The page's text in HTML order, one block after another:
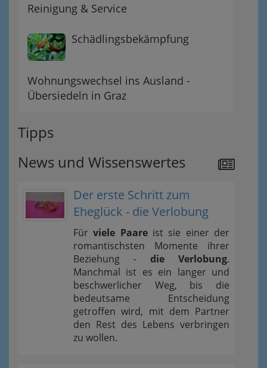
Reinigung & Service
Schädlingsbekämpfung
Wohnungswechsel ins Ausland -
Übersiedeln in Graz
Tipps
News und Wissenswertes
Der erste Schritt zum
Eheglück - die Verlobung
Fürviele Paareist sie einer der
romantischsten Momente ihrer
Beziehung - die Verlobung.
Manchmal ist es ein langer und
beschwerlicher Weg, bis die
bedeutsame Entscheidung
getroffen wird, mit dem Partner
den Rest des Lebens verbringen
zu wollen.